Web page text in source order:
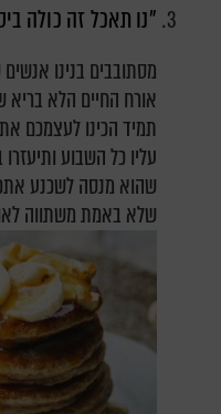
"נו תאכל זה כולה
מסתובבים בנינו
אורח החיים הלא
תמיד הכינו לעצמכם את
עליו כל השבוע
שהוא מנסה לשכנע
שלא באמת משתווה